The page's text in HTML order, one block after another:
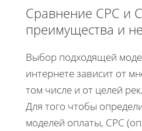
Сравнение CPC и
преимущества и
Выбор подходящей
интернете зависит от
том числе и от целей
Для того чтобы
моделей оплаты, CPC